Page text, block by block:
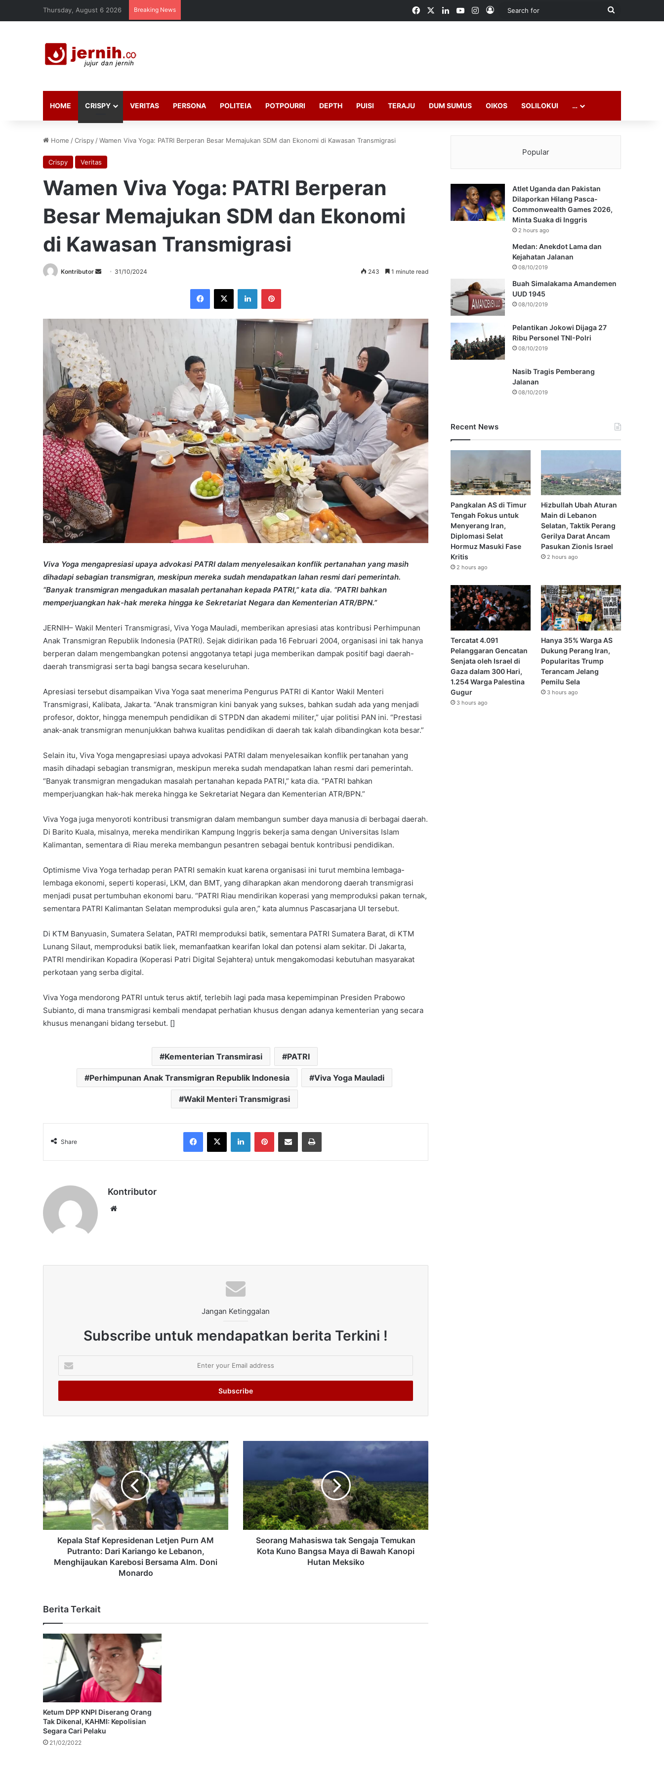
Thursday, August 6 2026 Breaking News FacebookLinkedInYouTubeInstagram
Log In
Search
HOME CRISPY VERITAS PERSONA POLITEIA POTPOURRI DEPTH PUISI TERAJU DUM SUMUS OIKOS SOLILOKUI …
Home /Crispy /Wamen Viva Yoga: PATRI Berperan Besar Memajukan SDM dan Ekonomi di Kawasan Transmigrasi
Crispy Veritas
Wamen Viva Yoga: PATRI Berperan
Besar Memajukan SDM dan Ekonomi
di Kawasan Transmigrasi
Kontributor
Send 31/10/2024 243 1 minute read
Facebook
X LinkedInPinterest
Viva Yoga mengapresiasi upaya advokasi PATRI dalam menyelesaikan konflik pertanahan yang masih
dihadapi sebagian transmigran, meskipun mereka sudah mendapatkan lahan resmi dari pemerintah.
“Banyak transmigran mengadukan masalah pertanahan kepada PATRI,” kata dia. “PATRI bahkan
memperjuangkan hak-hak mereka hingga ke Sekretariat Negara dan Kementerian ATR/BPN.”
JERNIH– Wakil Menteri Transmigrasi, Viva Yoga Mauladi, memberikan apresiasi atas kontribusi Perhimpunan
Anak Transmigran Republik Indonesia (PATRI). Sejak didirikan pada 16 Februari 2004, organisasi ini tak hanya
berperan dalam mengembangkan potensi anggotanya tetapi juga memberikan dampak positif bagi daerah-
daerah transmigrasi serta bagi bangsa secara keseluruhan.
Apresiasi tersebut disampaikan Viva Yoga saat menerima Pengurus PATRI di Kantor Wakil Menteri
Transmigrasi, Kalibata, Jakarta. “Anak transmigran kini banyak yang sukses, bahkan sudah ada yang menjadi
profesor, doktor, hingga menempuh pendidikan di STPDN dan akademi militer,” ujar politisi PAN ini. “Prestasi
anak-anak transmigran menunjukkan bahwa kualitas pendidikan di daerah tak kalah dibandingkan kota besar.”
Selain itu, Viva Yoga mengapresiasi upaya advokasi PATRI dalam menyelesaikan konflik pertanahan yang
masih dihadapi sebagian transmigran, meskipun mereka sudah mendapatkan lahan resmi dari pemerintah.
“Banyak transmigran mengadukan masalah pertanahan kepada PATRI,” kata dia. “PATRI bahkan
memperjuangkan hak-hak mereka hingga ke Sekretariat Negara dan Kementerian ATR/BPN.”
Viva Yoga juga menyoroti kontribusi transmigran dalam membangun sumber daya manusia di berbagai daerah.
Di Barito Kuala, misalnya, mereka mendirikan Kampung Inggris bekerja sama dengan Universitas Islam
Kalimantan, sementara di Riau mereka membangun pesantren sebagai bentuk kontribusi pendidikan.
Optimisme Viva Yoga terhadap peran PATRI semakin kuat karena organisasi ini turut membina lembaga-
lembaga ekonomi, seperti koperasi, LKM, dan BMT, yang diharapkan akan mendorong daerah transmigrasi
menjadi pusat pertumbuhan ekonomi baru. “PATRI Riau mendirikan koperasi yang memproduksi pakan ternak,
sementara PATRI Kalimantan Selatan memproduksi gula aren,” kata alumnus Pascasarjana UI tersebut.
Di KTM Banyuasin, Sumatera Selatan, PATRI memproduksi batik, sementara PATRI Sumatera Barat, di KTM
Lunang Silaut, memproduksi batik liek, memanfaatkan kearifan lokal dan potensi alam sekitar. Di Jakarta,
PATRI mendirikan Kopadira (Koperasi Patri Digital Sejahtera) untuk mengakomodasi kebutuhan masyarakat
perkotaan yang serba digital.
Viva Yoga mendorong PATRI untuk terus aktif, terlebih lagi pada masa kepemimpinan Presiden Prabowo
Subianto, di mana transmigrasi kembali mendapat perhatian khusus dengan adanya kementerian yang secara
khusus menangani bidang tersebut. []
Kementerian Transmirasi PATRI
Perhimpunan Anak Transmigran Republik Indonesia Viva Yoga Mauladi
Wakil Menteri Transmigrasi
Share
Facebook
X LinkedInPinterestShare via Email Print
Kontributor
Jangan Ketinggalan
Subscribe untuk mendapatkan berita Terkini !
your
Email
Kepala Staf Kepresidenan Letjen Purn AM
Putranto: Dari Kariango ke Lebanon,
Menghijaukan Karebosi Bersama Alm. Doni
Monardo
Seorang Mahasiswa tak Sengaja Temukan
Kota Kuno Bangsa Maya di Bawah Kanopi
Hutan Meksiko
Berita Terkait
Ketum DPP KNPI Diserang Orang
Tak Dikenal, KAHMI: Kepolisian
Segara Cari Pelaku
21/02/2022
Popular
Atlet Uganda dan Pakistan
Dilaporkan Hilang Pasca-
Commonwealth Games 2026,
Minta Suaka di Inggris
2 hours ago
Medan: Anekdot Lama dan
Kejahatan Jalanan
08/10/2019
Buah Simalakama Amandemen
UUD 1945
08/10/2019
Pelantikan Jokowi Dijaga 27
Ribu Personel TNI-Polri
08/10/2019
Nasib Tragis Pemberang
Jalanan
08/10/2019
Recent News
Pangkalan AS di Timur
Tengah Fokus untuk
Menyerang Iran,
Diplomasi Selat
Hormuz Masuki Fase
Kritis
2 hours ago
Hizbullah Ubah Aturan
Main di Lebanon
Selatan, Taktik Perang
Gerilya Darat Ancam
Pasukan Zionis Israel
2 hours ago
Tercatat 4.091
Pelanggaran Gencatan
Senjata oleh Israel di
Gaza dalam 300 Hari,
1.254 Warga Palestina
Gugur
3 hours ago
Hanya 35% Warga AS
Dukung Perang Iran,
Popularitas Trump
Terancam Jelang
Pemilu Sela
3 hours ago